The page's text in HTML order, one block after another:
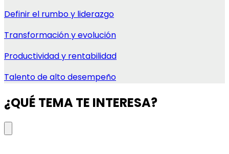
Definir el rumbo y liderazgo
Transformación y evolución
Productividad y rentabilidad
Talento de alto desempeño
¿QUÉ TEMA TE INTERESA?